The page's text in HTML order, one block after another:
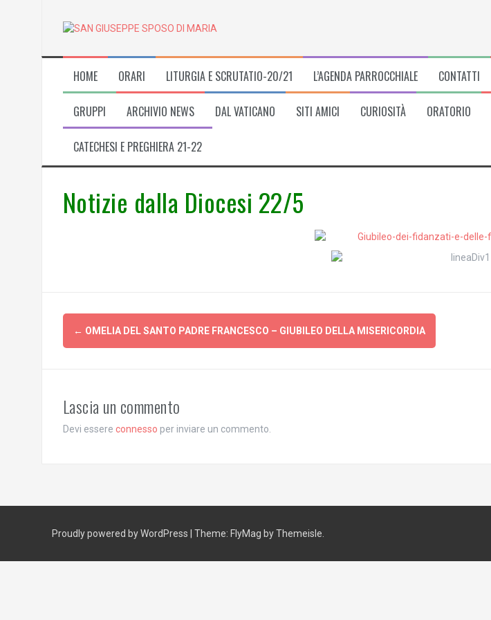
HOME ORARI LITURGIA E SCRUTATIO-20/21 L’AGENDA PARROCCHIALE CONTATTI
GRUPPI ARCHIVIO NEWS DAL VATICANO SITI AMICI CURIOSITÀ ORATORIO
CATECHESI E PREGHIERA 21-22
Notizie dalla Diocesi 22/5
Post
navigation
← OMELIA DEL SANTO PADRE FRANCESCO – GIUBILEO DELLA MISERICORDIA
Lascia un commento
Devi essere connesso per inviare un commento.
Proudly powered by WordPress Theme: FlyMag by Themeisle.